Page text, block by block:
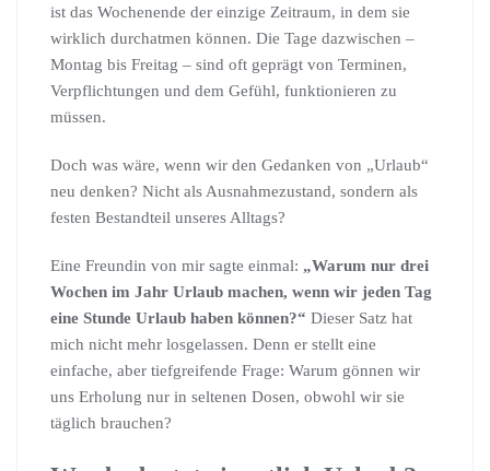
ist das Wochenende der einzige Zeitraum, in dem sie
wirklich durchatmen können. Die Tage dazwischen –
Montag bis Freitag – sind oft geprägt von Terminen,
Verpflichtungen und dem Gefühl, funktionieren zu
müssen.
Doch was wäre, wenn wir den Gedanken von „Urlaub“
neu denken? Nicht als Ausnahmezustand, sondern als
festen Bestandteil unseres Alltags?
Eine Freundin von mir sagte einmal: „Warum nur drei
Wochen im Jahr Urlaub machen, wenn wir jeden Tag
eine Stunde Urlaub haben können?“ Dieser Satz hat
mich nicht mehr losgelassen. Denn er stellt eine
einfache, aber tiefgreifende Frage: Warum gönnen wir
uns Erholung nur in seltenen Dosen, obwohl wir sie
täglich brauchen?